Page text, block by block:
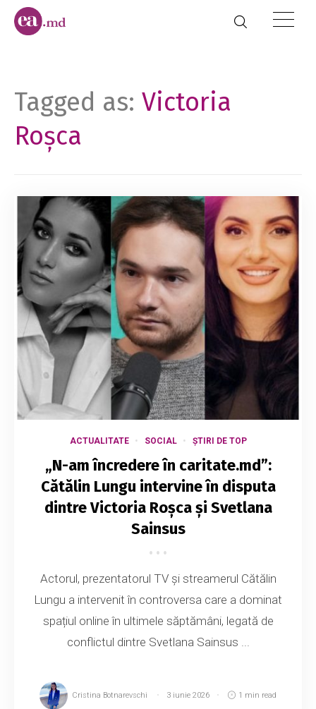
Tagged as: Victoria
Roșca
ACTUALITATE SOCIAL ȘTIRI DE TOP
„N-am încredere în caritate.md”:
Cătălin Lungu intervine în disputa
dintre Victoria Roșca și Svetlana
Sainsus
Actorul, prezentatorul TV și streamerul Cătălin
Lungu a intervenit în controversa care a dominat
spațiul online în ultimele săptămâni, legată de
conflictul dintre Svetlana Sainsus ...
Cristina Botnarevschi 3 iunie 2026 1 min read